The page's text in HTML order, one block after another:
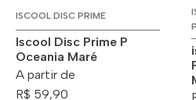
ISCOOL DISC PRIME
Iscool Disc Prime P
Oceania Maré
A partir de
R$ 59,90